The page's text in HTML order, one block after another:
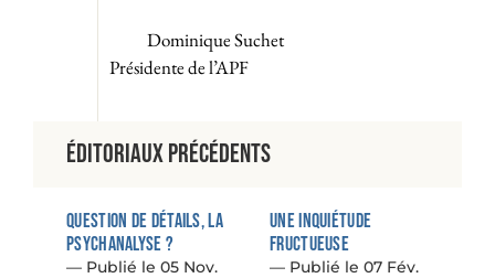
Dominique Suchet
Présidente de l’APF
Éditoriaux précédents
Question de détails, la
psychanalyse ?
05 Nov.
Une inquiétude
fructueuse
07 Fév.